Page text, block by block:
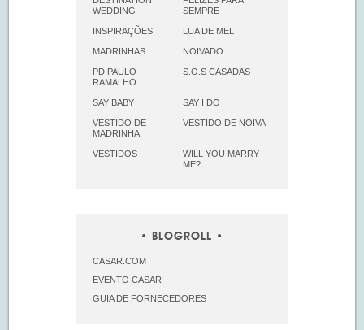
WEDDING
SEMPRE
INSPIRAÇÕES LUA DE MEL
MADRINHAS NOIVADO
PD PAULO
RAMALHO
S.O.S CASADAS
SAY BABY SAY I DO
VESTIDO DE
MADRINHA
VESTIDO DE NOIVA
VESTIDOS
WILL YOU MARRY
ME?
BLOGROLL
CASAR.COM
EVENTO CASAR
GUIA DE FORNECEDORES